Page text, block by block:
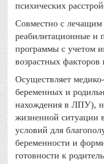
психических
Совместно с лечащим
реабилитационные и
программы с учетом
возрастных факторов
Осуществляет
беременных и
нахождения в ЛПУ),
жизненной ситуации
условий для
беременности и
готовности к